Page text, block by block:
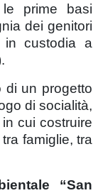
prime basi
dei genitori
in custodia a
di un progetto
di socialità,
cui costruire
famiglie, tra
“San